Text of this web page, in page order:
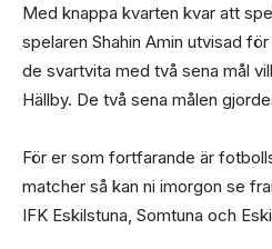
Med knappa kvarten kvar att
spelaren Shahin Amin utvisad
de svartvita med två sena mål
Hällby. De två sena målen
För er som fortfarande är
matcher så kan ni imorgon se
IFK Eskilstuna, Somtuna och